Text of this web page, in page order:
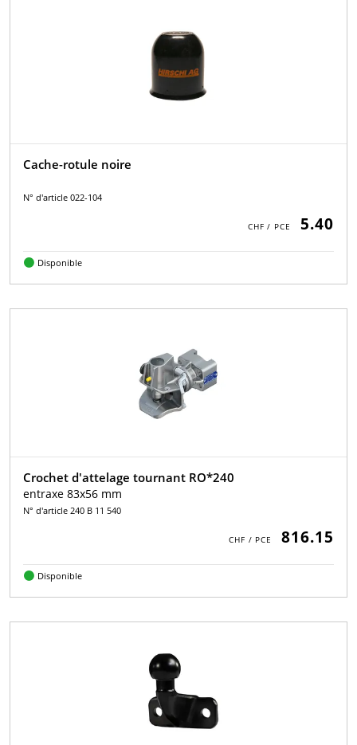
Cache-rotule noire
N° d'article 022-104
5.40
Disponible
Crochet d'attelage tournant RO*240
entraxe 83x56 mm
N° d'article 240 B 11 540
816.15
Disponible